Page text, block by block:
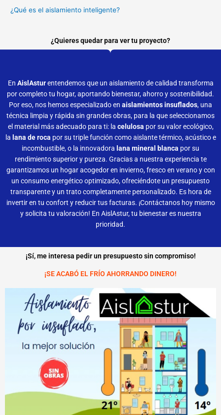
¿Qué es el aislamiento inteligente?
¿Quieres quedar para ver tu proyecto?
En AislAsturentendemos que un aislamiento de calidad transforma
por completo tu hogar, aportando bienestar, ahorro y sostenibilidad.
Por eso, nos hemos especializado en aislamientos insuflados, una
técnica limpia y rápida sin grandes obras, para la que seleccionamos
el material más adecuado para ti: la celulosa por su valor ecológico,
la lana de roca por su triple función como aislante térmico, acústico e
incombustible, o la innovadora lana mineral blanca por su
rendimiento superior y pureza. Gracias a nuestra experiencia te
garantizamos un hogar acogedor en invierno, fresco en verano y con
un consumo energético optimizado, ofreciéndote un presupuesto
transparente y un trato completamente personalizado. Es hora de
invertir en tu confort y reducir tus facturas. ¡Contáctanos hoy mismo
y solicita tu valoración! En AislAstur, tu bienestar es nuestra
prioridad.
¡Sí, me interesa pedir un presupuesto sin compromiso!
¡SE ACABÓ EL FRÍO AHORRANDO DINERO!